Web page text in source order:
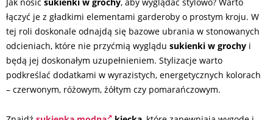
Jak nosić sukienki w grochy, aby wyglądać stylowo? Warto
łączyć je z gładkimi elementami garderoby o prostym kroju. W
tej roli doskonale odnajdą się bazowe ubrania w stonowanych
odcieniach, które nie przyćmią wyglądu sukienki w grochy i
będą jej doskonałym uzupełnieniem. Stylizacje warto
podkreślać dodatkami w wyrazistych, energetycznych kolorach
– czerwonym, różowym, żółtym czy pomarańczowym.